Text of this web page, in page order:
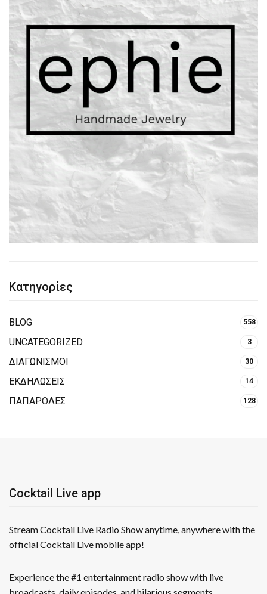
Κατηγορίες
BLOG 558
UNCATEGORIZED 3
ΔΙΑΓΩΝΙΣΜΟΙ 30
ΕΚΔΗΛΩΣΕΙΣ 14
ΠΑΠΑΡΟΛΕΣ 128
Cocktail Live app
Stream Cocktail Live Radio Show anytime, anywhere with the
official Cocktail Live mobile app!
Experience the #1 entertainment radio show with live